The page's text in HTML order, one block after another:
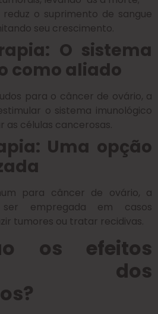
reduz o suprimento de sangue
seu crescimento.
O sistema
como aliado
para o câncer de ovário, a
o sistema imunológico
células cancerosas.
Uma opção
para câncer de ovário, a
empregada em casos
tumores ou tratar recidivas.
os efeitos
dos